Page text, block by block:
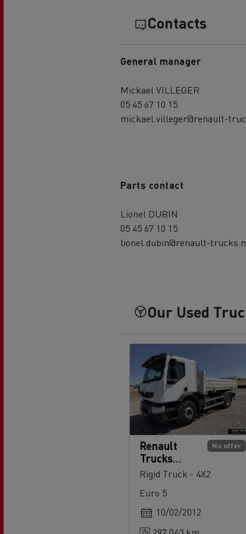
Contacts
General manager
Mickael VILLEGER
05 45 67 10 15
mickael.villeger@renault-
Parts contact
Lionel DUBIN
05 45 67 10 15
lionel.dubin@renault-
Our Used
No offer
Renault
Trucks
Premium
380
Rigid Truck - 4X2
Euro 5
10/02/2012